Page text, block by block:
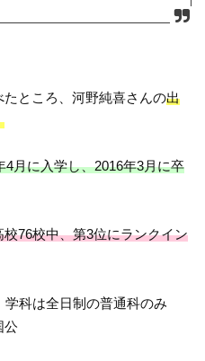
ところ、河野純喜さんの出
4月に入学し、2016年3月に卒
76校中、第3位にランクイン
学科は全日制の普通科のみ
公